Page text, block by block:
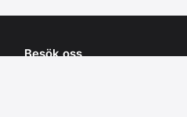
Besök oss